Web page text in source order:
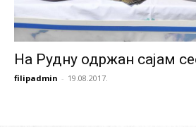
На Рудну одржан сајам
filipadmin - 19.08.2017.